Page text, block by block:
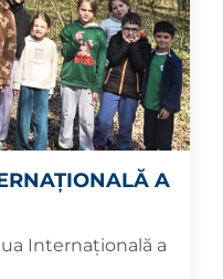
A
Internațională a